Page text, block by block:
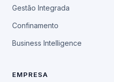
Gestão Integrada
Confinamento
Business Intelligence
EMPRESA